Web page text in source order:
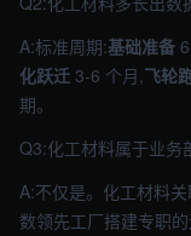
A:标准周期:基础准备
化跃迁 3-6 个月,飞轮
期。
Q3:化工材料属于业务
A:不仅是。化工材料
数领先工厂搭建专职